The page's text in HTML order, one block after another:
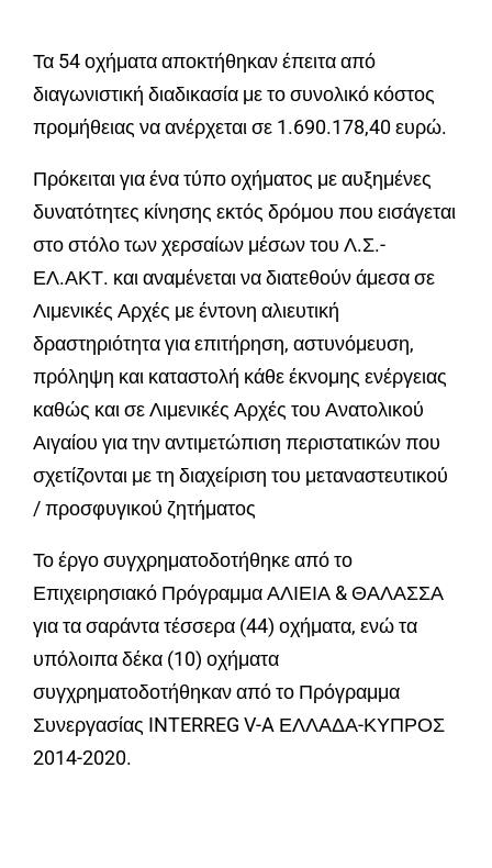
Τα 54 οχήματα αποκτήθηκαν έπειτα από
διαγωνιστική διαδικασία με το συνολικό κόστος
προμήθειας να ανέρχεται σε 1.690.178,40 ευρώ.
Πρόκειται για ένα τύπο οχήματος με αυξημένες
δυνατότητες κίνησης εκτός δρόμου που εισάγεται
στο στόλο των χερσαίων μέσων του Λ.Σ.-
ΕΛ.ΑΚΤ. και αναμένεται να διατεθούν άμεσα σε
Λιμενικές Αρχές με έντονη αλιευτική
δραστηριότητα για επιτήρηση, αστυνόμευση,
πρόληψη και καταστολή κάθε έκνομης ενέργειας
καθώς και σε Λιμενικές Αρχές του Ανατολικού
Αιγαίου για την αντιμετώπιση περιστατικών που
σχετίζονται με τη διαχείριση του μεταναστευτικού
/ προσφυγικού ζητήματος
Το έργο συγχρηματοδοτήθηκε από το
Επιχειρησιακό Πρόγραμμα ΑΛΙΕΙΑ & ΘΑΛΑΣΣΑ
για τα σαράντα τέσσερα (44) οχήματα, ενώ τα
υπόλοιπα δέκα (10) οχήματα
συγχρηματοδοτήθηκαν από το Πρόγραμμα
Συνεργασίας INTERREG V-A ΕΛΛΑΔΑ-ΚΥΠΡΟΣ
2014-2020.